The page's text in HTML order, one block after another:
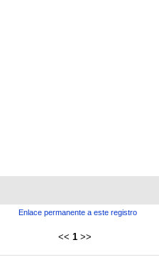
Enlace permanente a este registro
<< 1 >>